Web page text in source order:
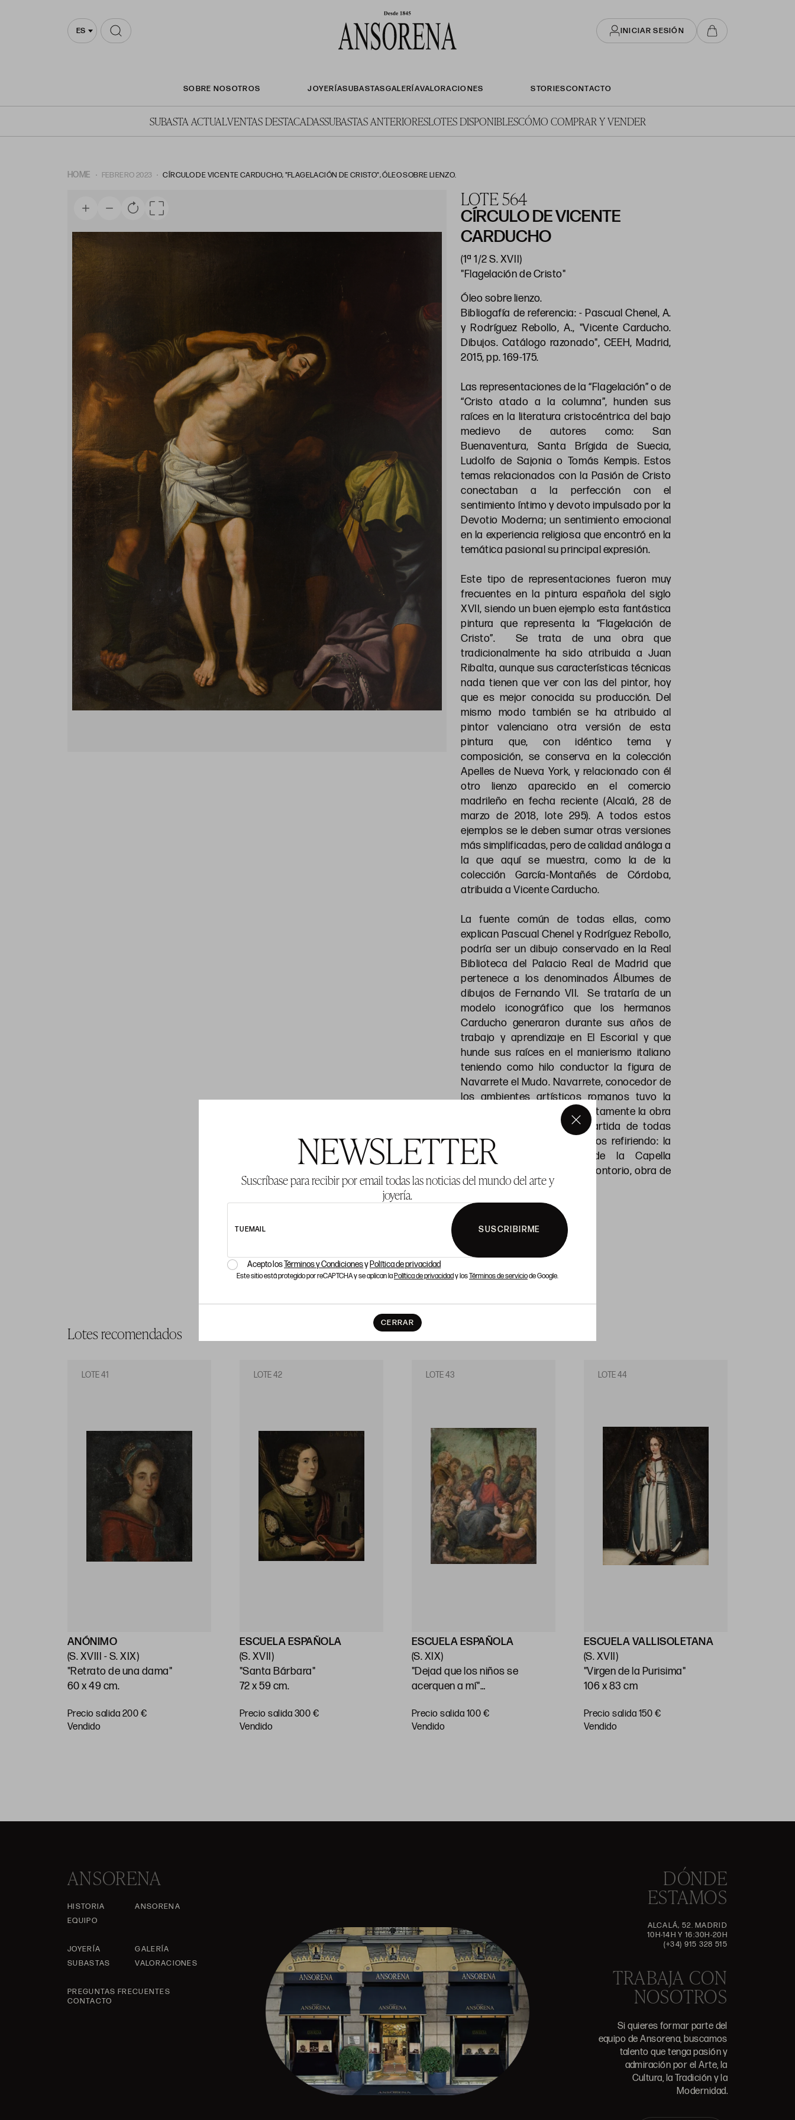
NEWSLETTER
Suscríbase para recibir por email todas las noticias del mundo del arte y
joyería.
TU EMAIL SUSCRIBIRME
Acepto losTérminos y Condicionesy Política de privacidad
Este sitio está protegido por reCAPTCHA y se aplican laPolítica de privacidady losTérminos de serviciode Google.
CERRAR
×
ES INICIAR SESIÓN
SOBRE NOSOTROS JOYERÍASUBASTASGALERÍAVALORACIONES STORIESCONTACTO
SUBASTA ACTUALVENTAS DESTACADASSUBASTAS ANTERIORESLOTES DISPONIBLESCÓMO COMPRAR Y VENDER
HOME FEBRERO 2023 CÍRCULO DE VICENTE CARDUCHO, "FLAGELACIÓN DE CRISTO", ÓLEO SOBRE LIENZO.
LOTE 564
CÍRCULO DE VICENTE
CARDUCHO
(1ª 1/2 S. XVII)
"Flagelación de Cristo"
Óleo sobre lienzo.
Bibliogafía de referencia: - Pascual Chenel, A.
y Rodríguez Rebollo, A., "Vicente Carducho.
Dibujos. Catálogo razonado", CEEH, Madrid,
2015, pp. 169-175.
Las representaciones de la “Flagelación” o de
“Cristo atado a la columna”, hunden sus
raíces en la literatura cristocéntrica del bajo
medievo de autores como: San
Buenaventura, Santa Brígida de Suecia,
Ludolfo de Sajonia o Tomás Kempis. Estos
temas relacionados con la Pasión de Cristo
conectaban a la perfección con el
sentimiento íntimo y devoto impulsado por la
Devotio Moderna; un sentimiento emocional
en la experiencia religiosa que encontró en la
temática pasional su principal expresión.
Este tipo de representaciones fueron muy
frecuentes en la pintura española del siglo
XVII, siendo un buen ejemplo esta fantástica
pintura que representa la “Flagelación de
Cristo”. Se trata de una obra que
tradicionalmente ha sido atribuida a Juan
Ribalta, aunque sus características técnicas
nada tienen que ver con las del pintor, hoy
que es mejor conocida su producción. Del
mismo modo también se ha atribuido al
pintor valenciano otra versión de esta
pintura que, con idéntico tema y
composición, se conserva en la colección
Apelles de Nueva York, y relacionado con él
otro lienzo aparecido en el comercio
madrileño en fecha reciente (Alcalá, 28 de
marzo de 2018, lote 295). A todos estos
ejemplos se le deben sumar otras versiones
más simplificadas, pero de calidad análoga a
la que aquí se muestra, como la de la
colección García-Montañés de Córdoba,
atribuida a Vicente Carducho.
La fuente común de todas ellas, como
explican Pascual Chenel y Rodríguez Rebollo,
podría ser un dibujo conservado en la Real
Biblioteca del Palacio Real de Madrid que
pertenece a los denominados Álbumes de
dibujos de Fernando VII. Se trataría de un
modelo iconográfico que los hermanos
Carducho generaron durante sus años de
trabajo y aprendizaje en El Escorial y que
hunde sus raíces en el manierismo italiano
teniendo como hilo conductor la figura de
Navarrete el Mudo. Navarrete, conocedor de
los ambientes artísticos romanos tuvo la
ocasión de contemplar directamente la obra
que supuso el punto de partida de todas
estas a las que nos estamos refiriendo: la
“Flagelación de Cristo” de la Capella
Borgherini de San Pietro in Montorio, obra de
Sebastiano del Piombo.
173 x 135 cm.
Precio salida 11.000 €
Lotes recomendados
LOTE 41
ANÓNIMO
(S. XVIII - S. XIX)
"Retrato de una dama"
60 x 49 cm.
Precio salida 200 €
vendido
LOTE 42
ESCUELA ESPAÑOLA
(S. XVII)
"Santa Bárbara"
72 x 59 cm.
Precio salida 300 €
vendido
LOTE 43
ESCUELA ESPAÑOLA
(S. XIX)
"Dejad que los niños se
acerquen a mí"
Precio salida 100 €
vendido
LOTE 44
ESCUELA VALLISOLETANA
(S. XVII)
"Virgen de la Purisima"
106 x 83 cm
Precio salida 150 €
vendido
ANSORENA
HISTORIA
ANSORENA
EQUIPO
JOYERÍA
GALERÍA
SUBASTAS
VALORACIONES
PREGUNTAS FRECUENTES
CONTACTO
DÓNDE
ESTAMOS
ALCALÁ, 52. MADRID
10H-14H Y 16:30H-20H
(+34) 915 328 515
TRABAJA CON
NOSOTROS
Si quieres formar parte del
equipo de Ansorena, buscamos
talento que tenga pasión y
admiración por el Arte, la
Cultura, la Tradición y la
Modernidad.